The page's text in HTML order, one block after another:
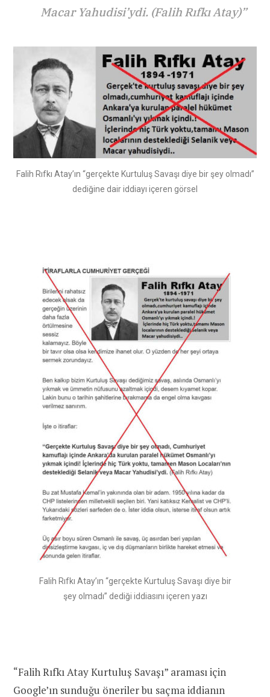
Macar Yahudisi’ydi. (Falih Rıfkı Atay)”
Falih Rıfkı Atay’ın “gerçekte Kurtuluş Savaşı diye bir şey olmadı”
dediğine dair iddiayı içeren görsel
Falih Rıfkı Atay’ın “gerçekte Kurtuluş Savaşı diye bir
şey olmadı” dediği iddiasını içeren yazı
“Falih Rıfkı Atay Kurtuluş Savaşı” araması için
Google’ın sunduğu öneriler bu saçma iddianın